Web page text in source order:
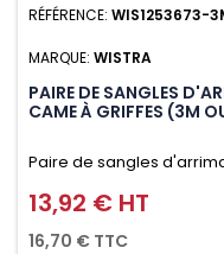
RÉFÉRENCE: WIS1253673-
MARQUE: WISTRA
PAIRE DE SANGLES
CAME À GRIFFES (3M
Paire de sangles
griffes (3M ou 5M /
Permet d'arrimer et de
Prix
13,92 € HT
16,70 € TTC